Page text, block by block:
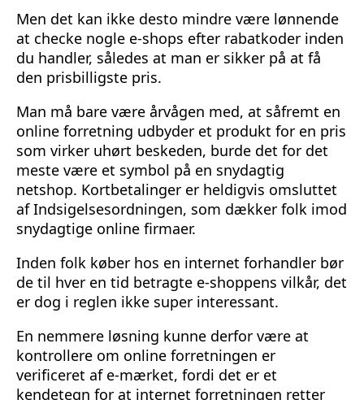
Men det kan ikke desto mindre være lønnende
at checke nogle e-shops efter rabatkoder inden
du handler, således at man er sikker på at få
den prisbilligste pris.
Man må bare være årvågen med, at såfremt en
online forretning udbyder et produkt for en pris
som virker uhørt beskeden, burde det for det
meste være et symbol på en snydagtig
netshop. Kortbetalinger er heldigvis omsluttet
af Indsigelsesordningen, som dækker folk imod
snydagtige online firmaer.
Inden folk køber hos en internet forhandler bør
de til hver en tid betragte e-shoppens vilkår, det
er dog i reglen ikke super interessant.
En nemmere løsning kunne derfor være at
kontrollere om online forretningen er
verificeret af e-mærket, fordi det er et
kendetegn for at internet forretningen retter